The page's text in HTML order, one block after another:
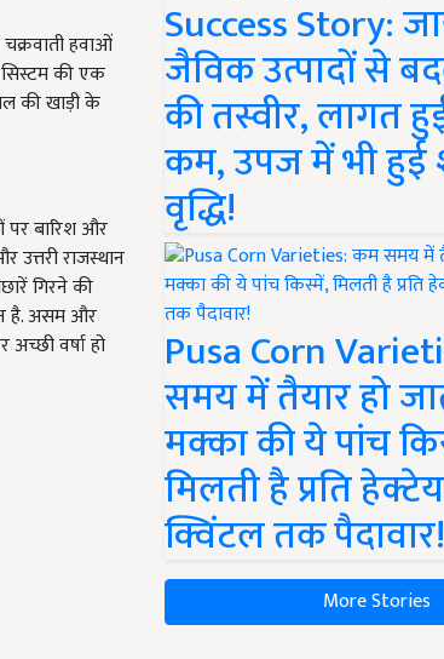
हवाओं
सिस्टम की एक
की खाड़ी के
पर बारिश और
उत्तरी राजस्थान
गिरने की
है. असम और
वर्षा हो
Success Story:
जैविक उत्पादों से
की तस्वीर, लागत
कम, उपज में भी हुई
वृद्धि!
Pusa Corn
समय में तैयार हो
मक्का की ये पांच
मिलती है प्रति
क्विंटल तक पैदावार!
More Stories